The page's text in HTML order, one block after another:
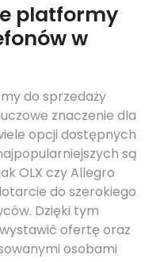
platformy
w
do sprzedaży
znaczenie dla
opcji dostępnych
są
OLX czy Allegro
do szerokiego
Dzięki tym
ofertę oraz
osobami